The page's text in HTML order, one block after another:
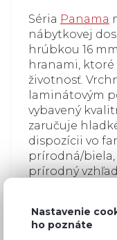
Séria Panama
nábytkovej
hrúbkou 16
hranami,
životnosť.
laminátovým
vybavený
zaručuje
dispozícii vo
prírodná/biela,
prírodný
Nastavenie
ho poznáte